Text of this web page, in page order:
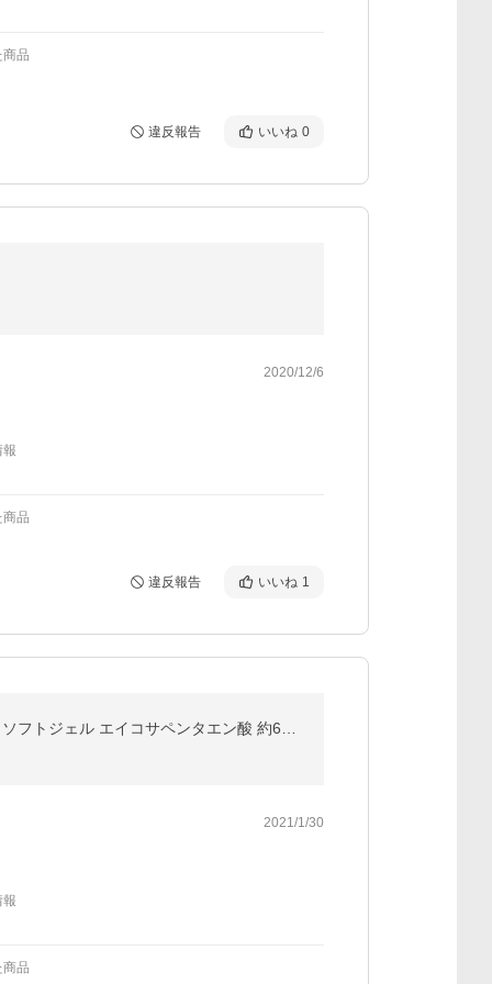
品
違反報告 いいね 0
2020/12/6
報
品
違反報告 いいね 1
2021/1/30
報
品